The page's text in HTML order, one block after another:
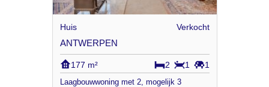
Huis Verkocht
ANTWERPEN
177 m² 1
1
2
Laagbouwwoning met 2, mogelijk 3